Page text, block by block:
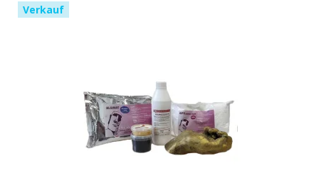
Verkauf